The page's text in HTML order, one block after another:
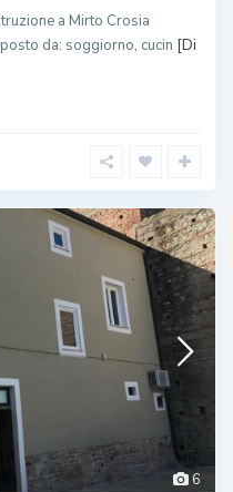
a Mirto Crosia
da: soggiorno, cucin [Di
6